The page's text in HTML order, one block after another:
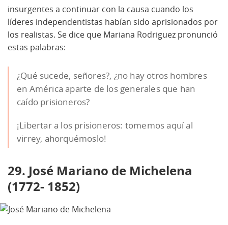
insurgentes a continuar con la causa cuando los
líderes independentistas habían sido aprisionados por
los realistas. Se dice que Mariana Rodriguez pronunció
estas palabras:
¿Qué sucede, señores?, ¿no hay otros hombres
en América aparte de los generales que han
caído prisioneros?
¡Libertar a los prisioneros: tomemos aquí al
virrey, ahorquémoslo!
29. José Mariano de Michelena
(1772- 1852)